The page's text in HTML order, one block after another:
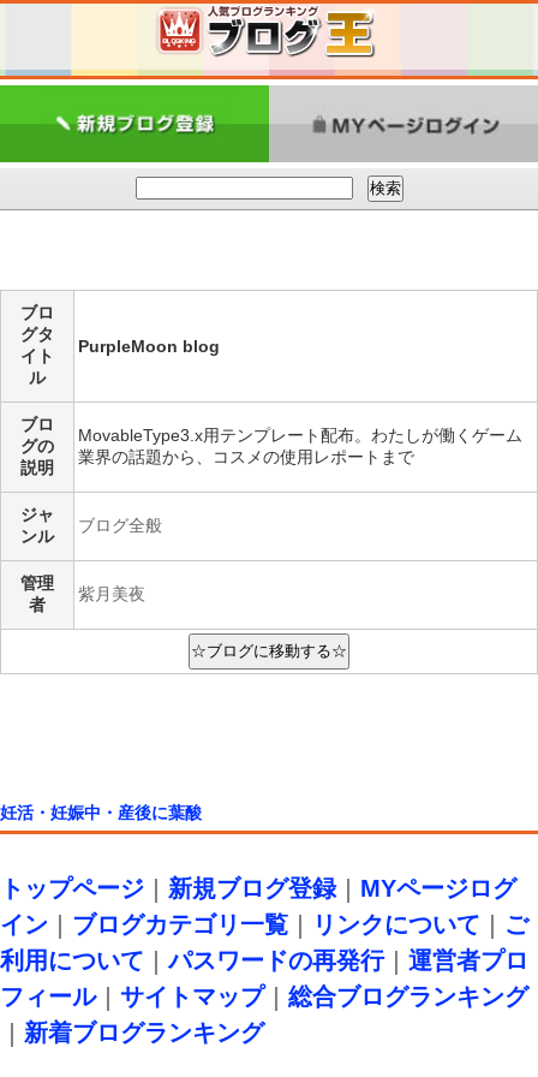
ブロ
グタ
イト
ル
PurpleMoon blog
ブロ
グの
説明
MovableType3.x用テンプレート配布。わたしが働くゲーム
業界の話題から、コスメの使用レポートまで
ジャ
ンル
ブログ全般
管理
者
紫月美夜
妊活・妊娠中・産後に葉酸
トップページ 新規ブログ登録｜ MYページログ
イン
ブログカテゴリ一覧 リンクについて
ご
利用について ｜パスワードの再発行｜ 運営者プロ
フィール｜ サイトマップ｜ 総合ブログランキング
新着ブログランキング